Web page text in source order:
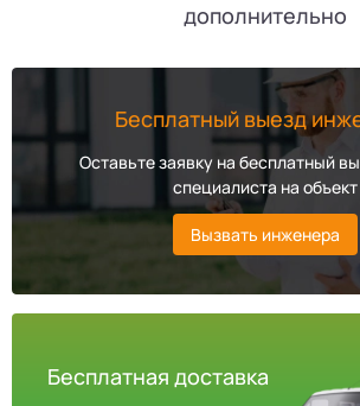
дополнительно
Бесплатный выезд
Оставьте заявку на бесплатный
специалиста на объект
Вызвать инженера
Бесплатная доставка